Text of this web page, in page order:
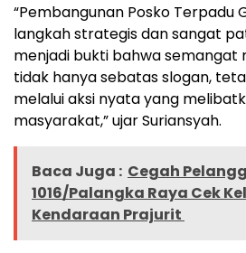
“Pembangunan Posko Terpadu
langkah strategis dan sangat
menjadi bukti bahwa semangat
tidak hanya sebatas slogan,
melalui aksi nyata yang
masyarakat,” ujar Suriansyah.
Baca Juga : Cegah
1016/Palangka Raya Cek
Kendaraan Prajurit